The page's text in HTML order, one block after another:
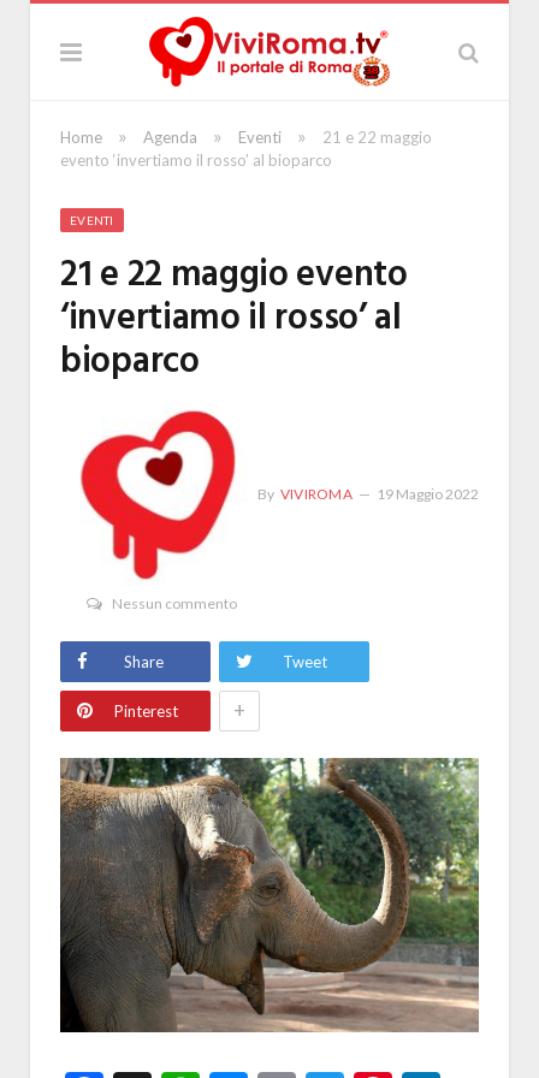
Home » Agenda » Eventi »
21 e 22 maggio
evento ‘invertiamo il rosso’ al bioparco
EVENTI
21 e 22 maggio evento
‘invertiamo il rosso’ al
bioparco
By VIVIROMA 19 Maggio 2022
Nessun commento
Share Tweet
Pinterest +